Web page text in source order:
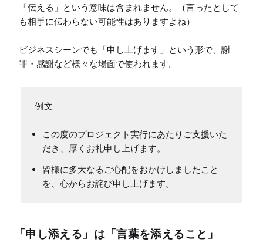
「伝える」という意味は含まれません。（言ったとして
も相手に伝わらない可能性はありますよね）
ビジネスシーンでも「申し上げます」という形で、謝
罪・感謝など様々な場面で使われます。
この度のプロジェクト実行にあたりご支援いた
だき、厚くお礼申し上げます。
皆様に多大なるご心配をおかけしましたこと
を、心からお詫び申し上げます。
「申し添える」は「言葉を添えること」